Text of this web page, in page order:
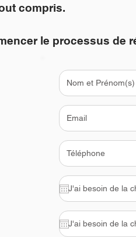
compris.
le processus de